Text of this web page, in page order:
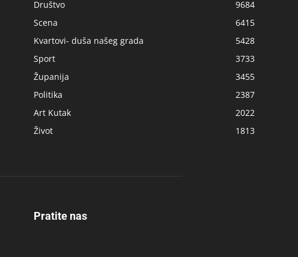
Društvo
9684
Scena
6415
Kvartovi- duša našeg grada
5428
Sport
3733
Županija
3455
Politika
2387
Art Kutak
2022
Život
1813
Pratite nas